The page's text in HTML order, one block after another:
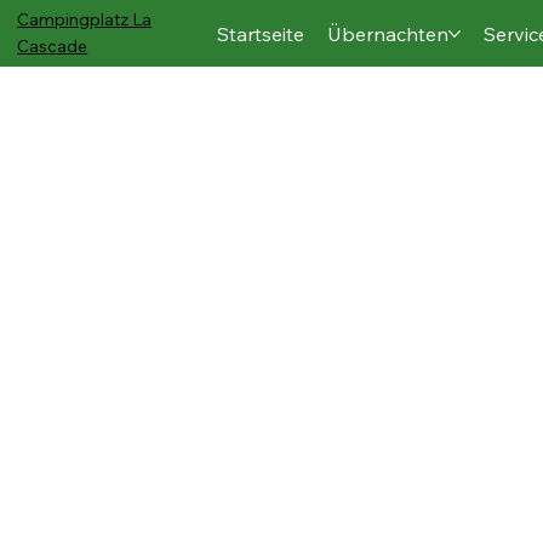
Campingplatz La
Cascade
Startseite Übernachten